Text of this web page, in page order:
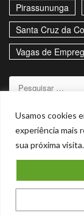
Usamos cookies
experiência mais
sua próxima visita.
Pirassununga
Santa Cruz da
Vagas de
Pesquisar
Sitemap
Copyright